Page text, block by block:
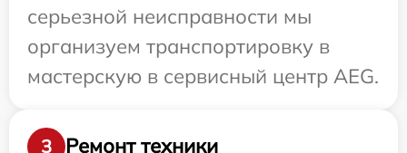
серьезной неисправности мы
организуем транспортировку в
мастерскую в сервисный центр AEG.
3 Ремонт техники